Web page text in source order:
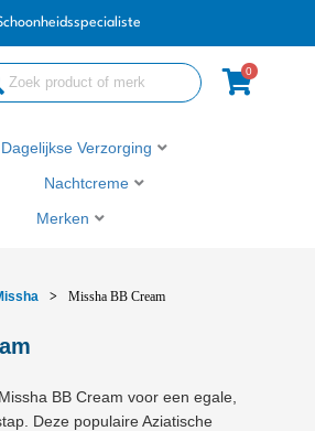
0
Dagelijkse Verzorging
Nachtcreme
Merken
> Missha BB Cream
BB Cream voor een egale,
Deze populaire Aziatische